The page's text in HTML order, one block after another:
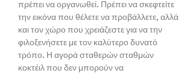
πρέπει να οργανωθεί. Πρέπει να σκεφτείτε
την εικόνα που θέλετε να προβάλλετε, αλλά
και τον χώρο που χρειάζεστε για να την
φιλοξενήσετε με τον καλύτερο δυνατό
τρόπο. Η αγορά σταθερών σταθμών
κοκτέιλ που δεν μπορούν να